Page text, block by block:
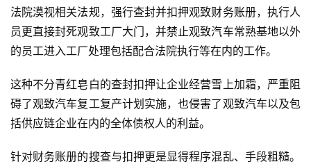
法院漠视相关法规，强行查封并扣押观致财务账册，执行人
员更直接封死观致工厂大门，并禁止观致汽车常熟基地以外
的员工进入工厂处理包括配合法院执行等在内的工作。
这种不分青红皂白的查封扣押让企业经营雪上加霜，严重阻
碍了观致汽车复工复产计划实施，也侵害了观致汽车以及包
括供应链企业在内的全体债权人的利益。
针对财务账册的搜查与扣押更是显得程序混乱、手段粗糙。